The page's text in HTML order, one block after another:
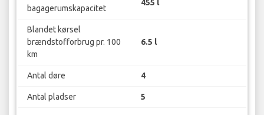
bagagerumskapacitet
455 l
Blandet kørsel
brændstofforbrug pr. 100
km
6.5 l
Antal døre 4
Antal pladser 5